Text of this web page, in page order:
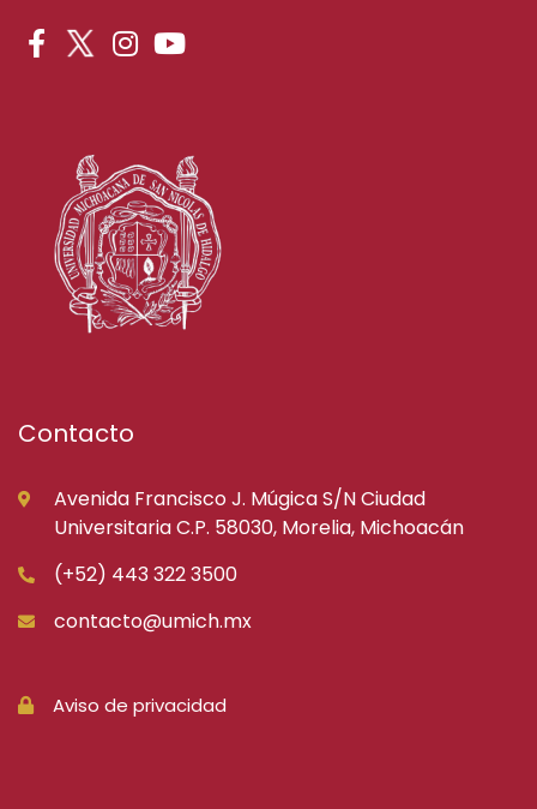
Contacto
Avenida Francisco J. Múgica S/N Ciudad
Universitaria C.P. 58030, Morelia, Michoacán
(+52) 443 322 3500
contacto@umich.mx
Aviso de privacidad